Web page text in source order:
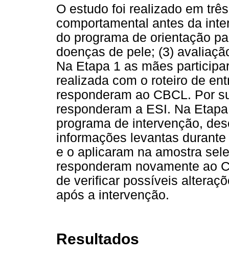
O estudo foi realizado em
comportamental antes da
do programa de orientação
doenças de pele; (3)
Na Etapa 1 as mães
realizada com o roteiro de
responderam ao CBCL. Por
responderam a ESI. Na
programa de intervenção,
informações levantas
e o aplicaram na amostra
responderam novamente ao
de verificar possíveis
após a intervenção.
Resultados